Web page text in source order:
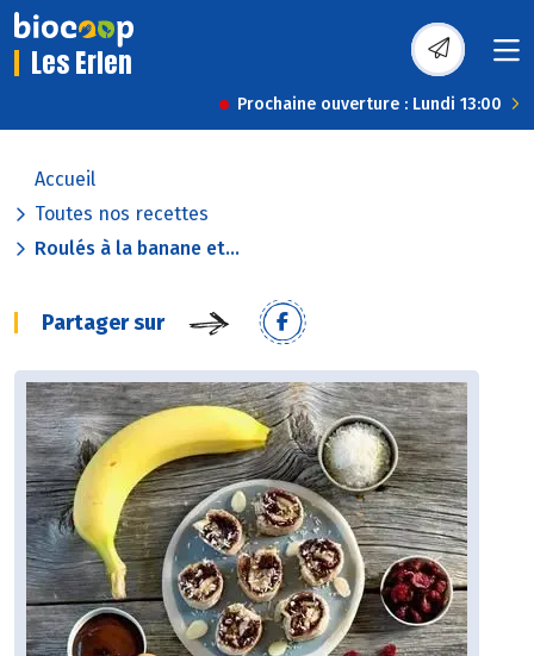
Les Erlen
Prochaine ouverture : Lundi 13:00
Accueil
Toutes nos recettes
Roulés à la banane et...
Partager sur